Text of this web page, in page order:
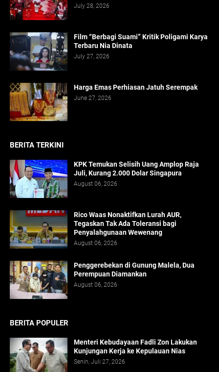
July 28, 2026
Film “Berbagi Suami” Kritik Poligami Karya
Terbaru Nia Dinata
July 27, 2026
Harga Emas Perhiasan Jatuh Serempak
June 27, 2026
BERITA TERKINI
KPK Temukan Selisih Uang Amplop Raja
Juli, Kurang 2.000 Dolar Singapura
August 06, 2026
Rico Waas Nonaktifkan Lurah AUR,
Tegaskan Tak Ada Toleransi bagi
Penyalahgunaan Wewenang
August 06, 2026
Penggerebekan di Gunung Malela, Dua
Perempuan Diamankan
August 06, 2026
BERITA POPULER
Menteri Kebudayaan Fadli Zon Lakukan
Kunjungan Kerja ke Kepulauan Nias
Senin, Juli 27, 2026